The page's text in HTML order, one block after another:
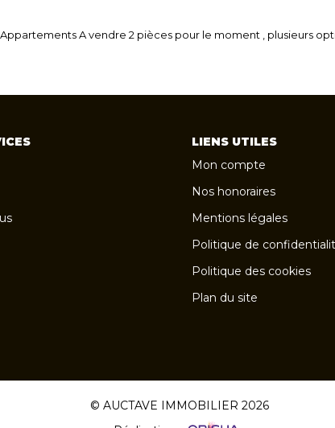
A vendre 2 pièces pour le moment , plusieurs
LIENS UTILES
Mon compte
Nos honoraires
Mentions légales
Politique de
Politique des cookies
Plan du site
© AUCTAVE IMMOBILIER 2026